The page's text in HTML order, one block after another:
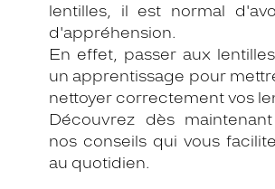
lentilles, il est normal
d'appréhension.
En effet, passer aux
un apprentissage pour
nettoyer correctement vos
Découvrez dès
nos conseils qui vous
au quotidien.